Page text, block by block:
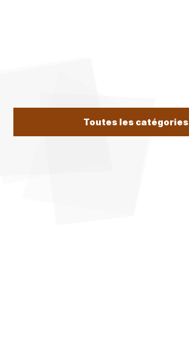
Toutes les catégories